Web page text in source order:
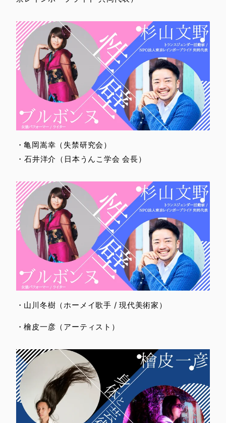
・亀岡嵩幸（失禁研究会）
・石井洋介（日本うんこ学会 会長）
・山川冬樹（ホーメイ歌手 / 現代美術家）
・檜皮一彦（アーティスト）